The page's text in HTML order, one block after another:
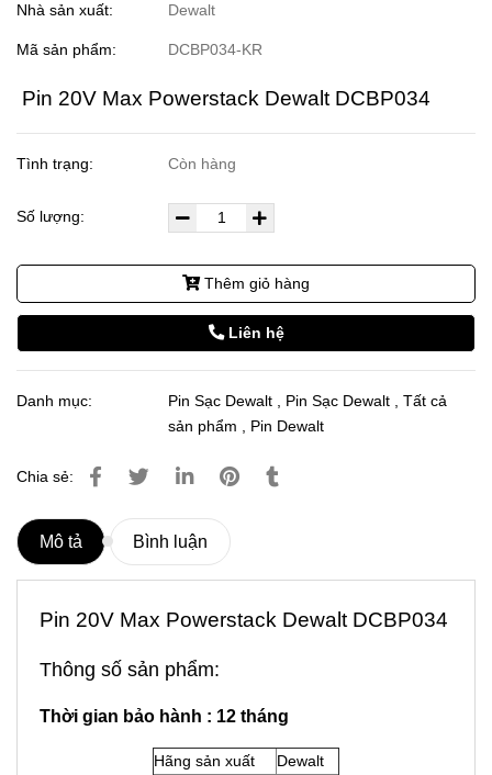
Nhà sản xuất: Dewalt
Mã sản phẩm: DCBP034-KR
Pin 20V Max Powerstack Dewalt DCBP034
Tình trạng: Còn hàng
Số lượng:
Thêm giỏ hàng
Liên hệ
Danh mục: Pin Sạc Dewalt , Pin Sạc Dewalt ,Tất cả
sản phẩm , Pin Dewalt
Chia sẻ:
Mô tả Bình luận
Pin 20V Max Powerstack Dewalt DCBP034
Thông số sản phẩm:
Thời gian bảo hành : 12 tháng
Hãng sản xuất
Dewalt